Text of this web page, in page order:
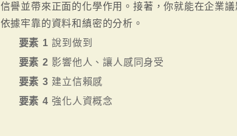
信譽並帶來正面的化學作用。接著，你就能在企業
依據牢靠的資料和縝密的分析。
要素 1說到做到
要素 2 影響他人、讓人感同身受
要素 3 建立信賴感
要素 4強化人資概念